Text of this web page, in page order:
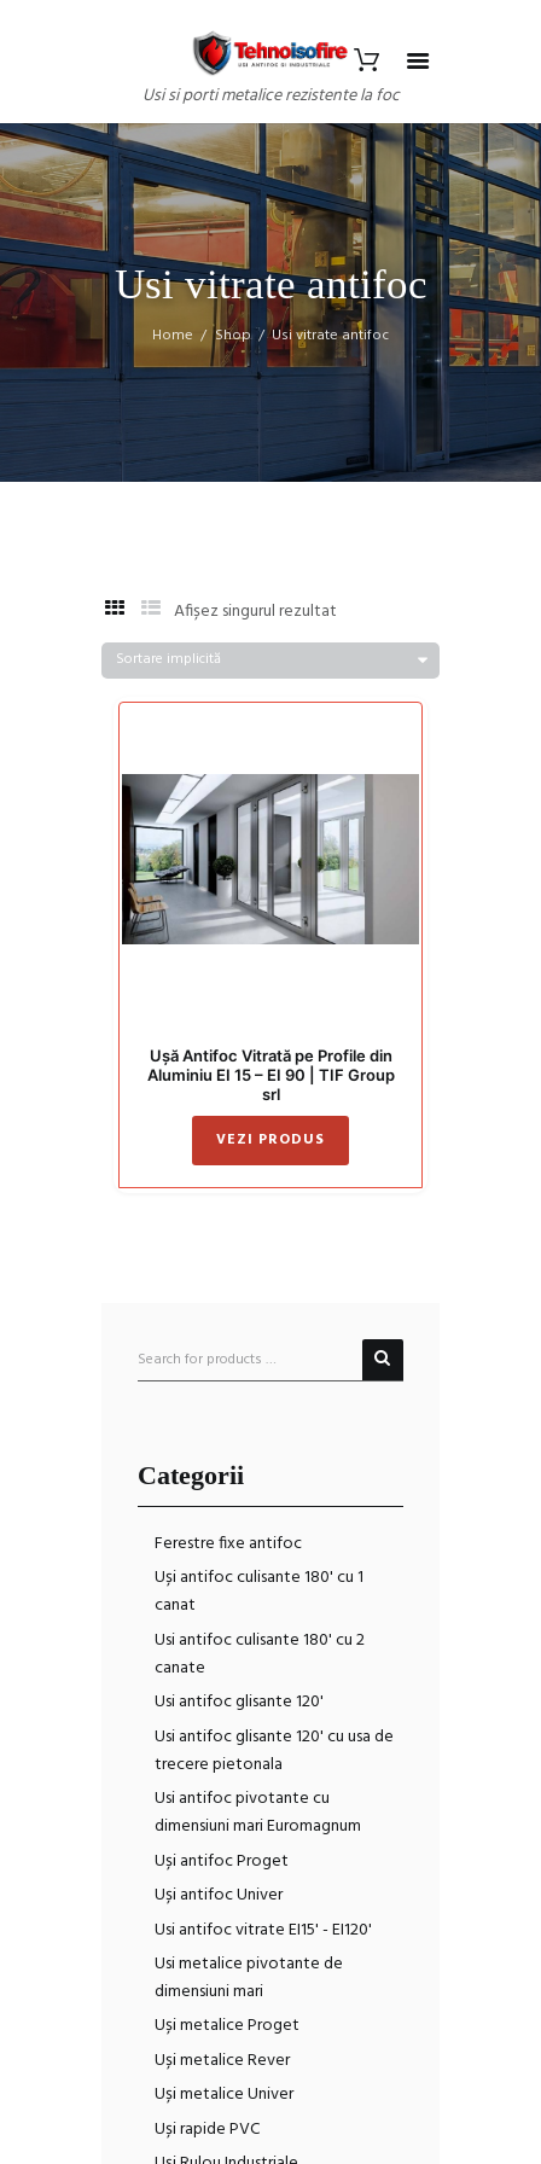
Usi si porti metalice rezistente la foc
Usi vitrate antifoc
Home Shop Usi vitrate antifoc
Afișez singurul rezultat
Ușă Antifoc Vitrată pe Profile din
Aluminiu EI 15 – EI 90 | TIF Group
srl
VEZI PRODUS
Categorii
Ferestre fixe antifoc
Uși antifoc culisante 180' cu 1
canat
Usi antifoc culisante 180' cu 2
canate
Usi antifoc glisante 120'
Usi antifoc glisante 120' cu usa de
trecere pietonala
Usi antifoc pivotante cu
dimensiuni mari Euromagnum
Uși antifoc Proget
Uși antifoc Univer
Usi antifoc vitrate EI15' - EI120'
Usi metalice pivotante de
dimensiuni mari
Uși metalice Proget
Uși metalice Rever
Uși metalice Univer
Uși rapide PVC